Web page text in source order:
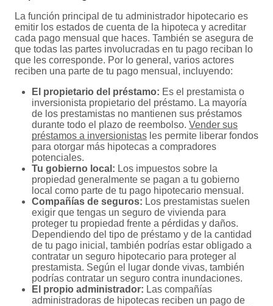
La función principal de tu administrador hipotecario es
emitir los estados de cuenta de la hipoteca y acreditar
cada pago mensual que haces. También se asegura de
que todas las partes involucradas en tu pago reciban lo
que les corresponde. Por lo general, varios actores
reciben una parte de tu pago mensual, incluyendo:
El propietario del préstamo: Es el prestamista o
inversionista propietario del préstamo. La mayoría
de los prestamistas no mantienen sus préstamos
durante todo el plazo de reembolso. Vender sus
préstamos a inversionistas les permite liberar fondos
para otorgar más hipotecas a compradores
potenciales.
Tu gobierno local: Los impuestos sobre la
propiedad generalmente se pagan a tu gobierno
local como parte de tu pago hipotecario mensual.
Compañías de seguros: Los prestamistas suelen
exigir que tengas un seguro de vivienda para
proteger tu propiedad frente a pérdidas y daños.
Dependiendo del tipo de préstamo y de la cantidad
de tu pago inicial, también podrías estar obligado a
contratar un seguro hipotecario para proteger al
prestamista. Según el lugar donde vivas, también
podrías contratar un seguro contra inundaciones.
El propio administrador: Las compañías
administradoras de hipotecas reciben un pago de